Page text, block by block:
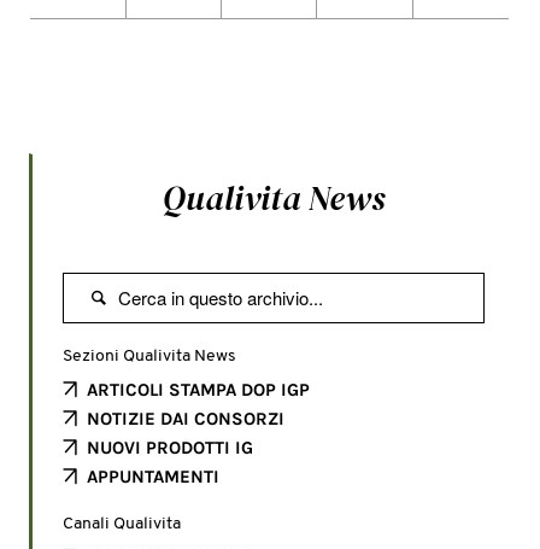
Qualivita News

Sezioni Qualivita News
ARTICOLI STAMPA DOP IGP
NOTIZIE DAI CONSORZI
NUOVI PRODOTTI IG
APPUNTAMENTI
Canali Qualivita